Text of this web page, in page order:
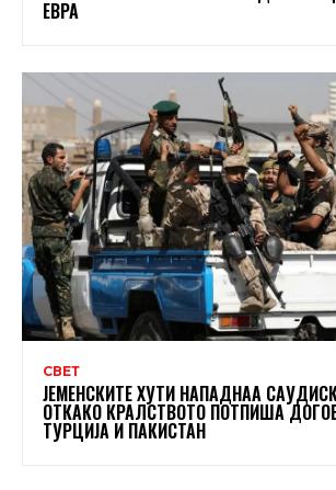
ЕВРА
СВЕТ
ЈЕМЕНСКИТЕ ХУТИ НАПАДНАА
ОТКАКО КРАЛСТВОТО ПОТПИША
ТУРЦИЈА И ПАКИСТАН